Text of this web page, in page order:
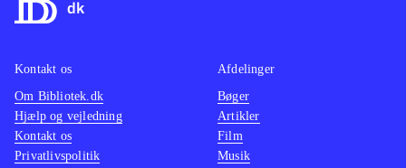
Kontakt os
Om Bibliotek.dk
Hjælp og vejledning
Kontakt os
Privatlivspolitik
Afdelinger
Bøger
Artikler
Film
Musik